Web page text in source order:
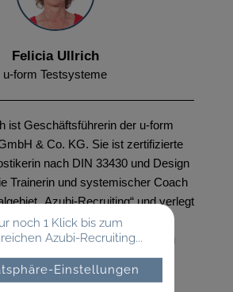
Felicia Ullrich
u-form Testsysteme
ist Geschäftsführerin der u-form
& Co. KG. Sie ist zertifizierte
nach DIN 33430 und Design
Trainerin und systemischer Coach
„Azubi-Recruiting“ und verlegt
Jahren Deutschlands größte
StudieAzubi-Recruiting
Trends.
noch 1 Klick bis zum
Azubi-Recruiting...
Einstellungen